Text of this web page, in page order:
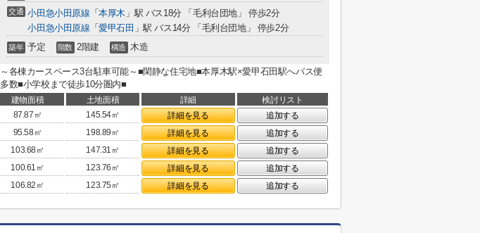
交通 小田急小田原線 「本厚木 」駅 バス18分 「毛利台団地」 停歩2分
小田急小田原線 「愛甲石田 」駅 バス14分 「毛利台団地」 停歩2分
築年 予定 階数 2階建 構造 木造
～各棟カースペース3台駐車可能～■閑静な住宅地■本厚木駅×愛甲石田駅へバス便
多数■小学校まで徒歩10分圏内■
建物面積 土地面積 詳細
検討リスト
87.87㎡ 145.54㎡ 詳細を見る
追加する
95.58㎡ 198.89㎡ 詳細を見る
追加する
103.68㎡ 147.31㎡ 詳細を見る
追加する
100.61㎡ 123.76㎡ 詳細を見る
追加する
106.82㎡ 123.75㎡ 詳細を見る 追加する